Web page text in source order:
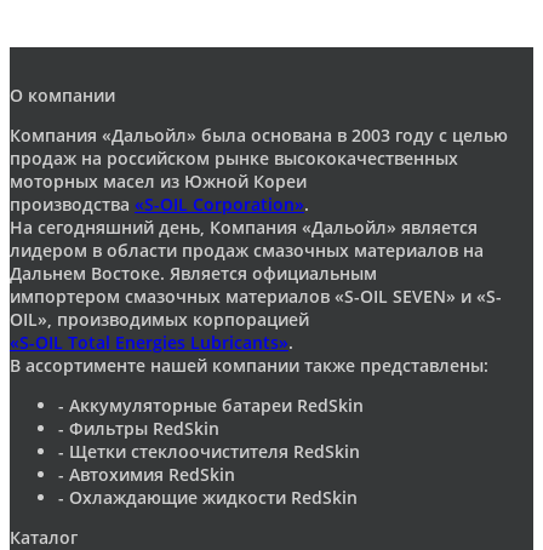
О компании
Компания «Дальойл» была основана в 2003 году с целью
продаж на российском рынке высококачественных
моторных масел из Южной Кореи
производства «S-OIL Corporation».
На сегодняшний день, Компания «Дальойл» является
лидером в области продаж смазочных материалов на
Дальнем Востоке. Является официальным
импортером смазочных материалов «S-OIL SEVEN» и «S-
OIL», производимых корпорацией
«S-OIL Total Energies Lubricants».
В ассортименте нашей компании также представлены:
- Аккумуляторные батареи RedSkin
- Фильтры RedSkin
- Щетки стеклоочистителя RedSkin
- Автохимия RedSkin
- Охлаждающие жидкости RedSkin
Каталог